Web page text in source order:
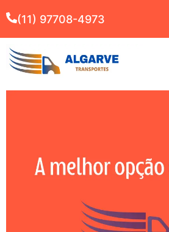
(11) 97708-4973